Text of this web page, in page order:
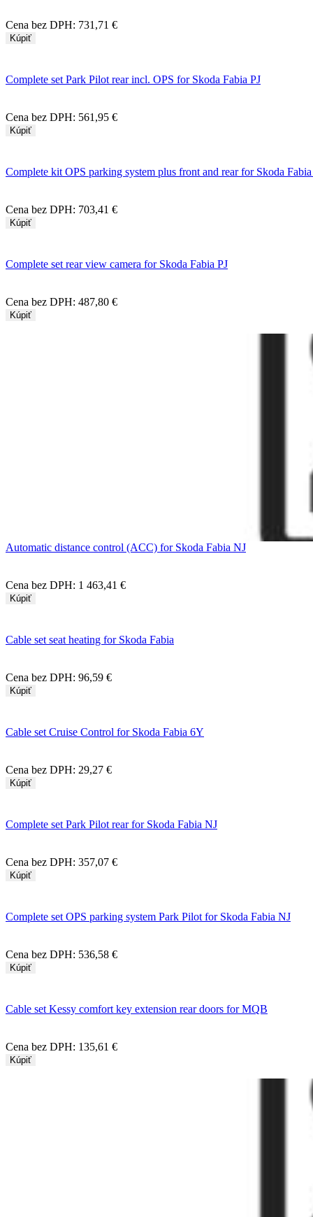
Cena bez DPH: 731,71 €
Kúpiť
Complete set Park Pilot rear incl. OPS for Skoda Fabia PJ
Cena bez DPH: 561,95 €
Kúpiť
Complete kit OPS parking system plus front and rear for Skoda
Cena bez DPH: 703,41 €
Kúpiť
Complete set rear view camera for Skoda Fabia PJ
Cena bez DPH: 487,80 €
Kúpiť
Automatic distance control (ACC) for Skoda Fabia NJ
Cena bez DPH: 1 463,41 €
Kúpiť
Cable set seat heating for Skoda Fabia
Cena bez DPH: 96,59 €
Kúpiť
Cable set Cruise Control for Skoda Fabia 6Y
Cena bez DPH: 29,27 €
Kúpiť
Complete set Park Pilot rear for Skoda Fabia NJ
Cena bez DPH: 357,07 €
Kúpiť
Complete set OPS parking system Park Pilot for Skoda Fabia NJ
Cena bez DPH: 536,58 €
Kúpiť
Cable set Kessy comfort key extension rear doors for MQB
Cena bez DPH: 135,61 €
Kúpiť